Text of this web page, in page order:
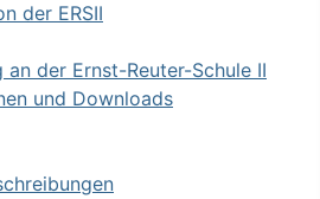
der ERSII
an der Ernst-Reuter-Schule II
und Downloads